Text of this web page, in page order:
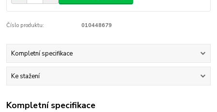
Číslo produktu: 010448679
Kompletní specifikace
Ke stažení
Kompletní specifikace